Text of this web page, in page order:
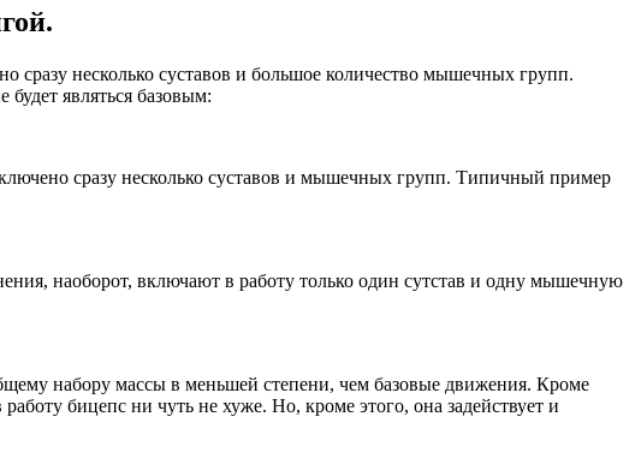
несколько суставов и большое количество мышечных групп.
являться базовым:
сразу несколько суставов и мышечных групп. Типичный пример
наоборот, включают в работу только один сутстав и одну мышечную
набору массы в меньшей степени, чем базовые движения. Кроме
бицепс ни чуть не хуже. Но, кроме этого, она задействует и